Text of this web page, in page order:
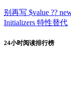
别再写 $value ??
Initializers 特性替代
24小时阅读排行榜